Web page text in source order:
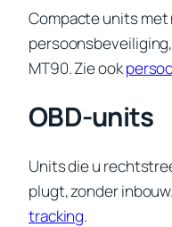
Compacte units met
MT90. Zie ook
OBD-units
Units die u
plugt, zonder
tracking.